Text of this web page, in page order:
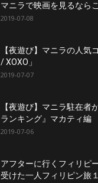
マニラで映画を見るなら
2019-07-08
【夜遊び】マニラの人気
/ XOXO」
2019-07-07
【夜遊び】マニラ駐在者
ランキング』マカティ編
2019-07-06
アフターに行くフィリピ
受けた一人フィリピン旅